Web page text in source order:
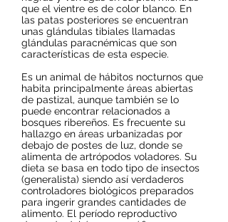
que el vientre es de color blanco. En
las patas posteriores se encuentran
unas glándulas tibiales llamadas
glándulas paracnémicas que son
características de esta especie.
Es un animal de hábitos nocturnos que
habita principalmente áreas abiertas
de pastizal, aunque también se lo
puede encontrar relacionados a
bosques ribereños. Es frecuente su
hallazgo en áreas urbanizadas por
debajo de postes de luz, donde se
alimenta de artrópodos voladores. Su
dieta se basa en todo tipo de insectos
(generalista) siendo así verdaderos
controladores biológicos preparados
para ingerir grandes cantidades de
alimento. El período reproductivo